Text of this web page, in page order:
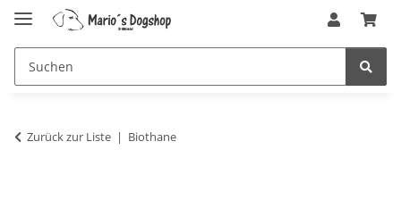
Zurück zur Liste Biothane